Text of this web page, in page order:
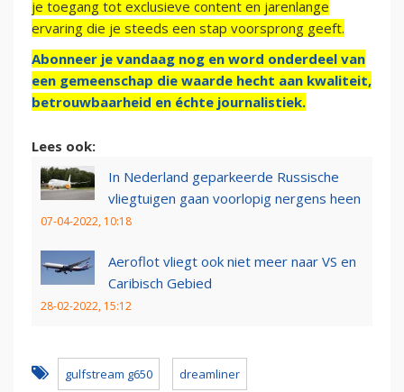
je toegang tot exclusieve content en jarenlange
ervaring die je steeds een stap voorsprong geeft.
Abonneer je vandaag nog en word onderdeel van
een gemeenschap die waarde hecht aan kwaliteit,
betrouwbaarheid en échte journalistiek.
Lees ook:
In Nederland geparkeerde Russische
vliegtuigen gaan voorlopig nergens heen
07-04-2022, 10:18
Aeroflot vliegt ook niet meer naar VS en
Caribisch Gebied
28-02-2022, 15:12
gulfstream g650 dreamliner